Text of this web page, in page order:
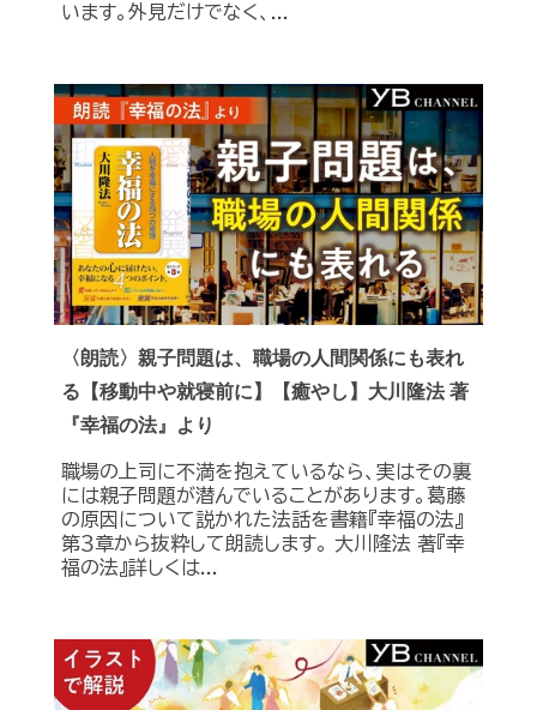
います。外見だけでなく、...
〈朗読〉親子問題は、職場の人間関係にも表れ
る【移動中や就寝前に】【癒やし】大川隆法 著
『幸福の法』より
職場の上司に不満を抱えているなら、実はその裏
には親子問題が潜んでいることがあります。葛藤
の原因について説かれた法話を書籍『幸福の法』
第３章から抜粋して朗読します。 大川隆法 著『幸
福の法』詳しくは...